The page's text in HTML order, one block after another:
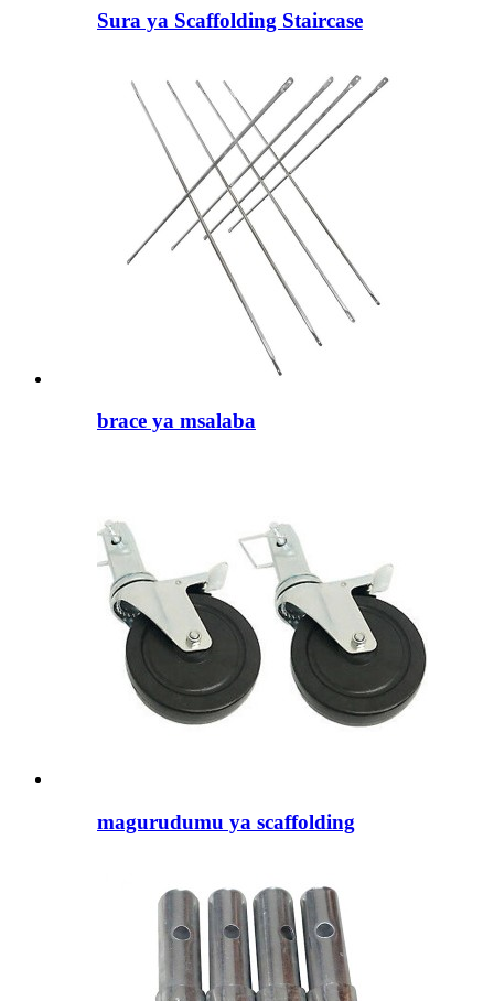
Sura ya Scaffolding Staircase
brace ya msalaba
magurudumu ya scaffolding